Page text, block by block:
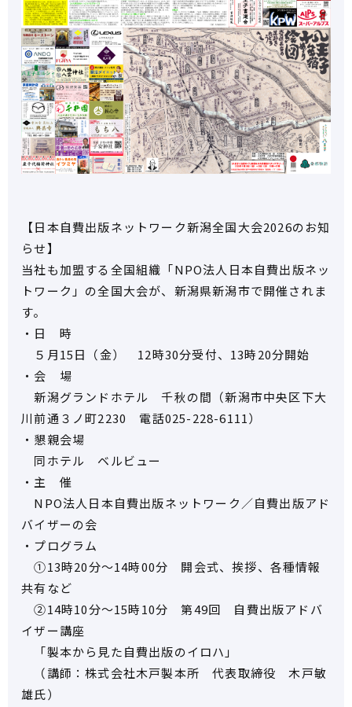
【日本自費出版ネットワーク新潟全国大会2026のお知
らせ】
当社も加盟する全国組織「NPO法人日本自費出版ネッ
トワーク」の全国大会が、新潟県新潟市で開催されま
す。
・日 時
５月15日（金） 12時30分受付、13時20分開始
・会 場
新潟グランドホテル 千秋の間（新潟市中央区下大
川前通３ノ町2230 電話025-228-6111）
・懇親会場
同ホテル ベルビュー
・主 催
NPO法人日本自費出版ネットワーク／自費出版アド
バイザーの会
・プログラム
①13時20分～14時00分 開会式、挨拶、各種情報
共有など
②14時10分～15時10分 第49回 自費出版アドバ
イザー講座
「製本から見た自費出版のイロハ」
（講師：株式会社木戸製本所 代表取締役 木戸敏
雄氏）